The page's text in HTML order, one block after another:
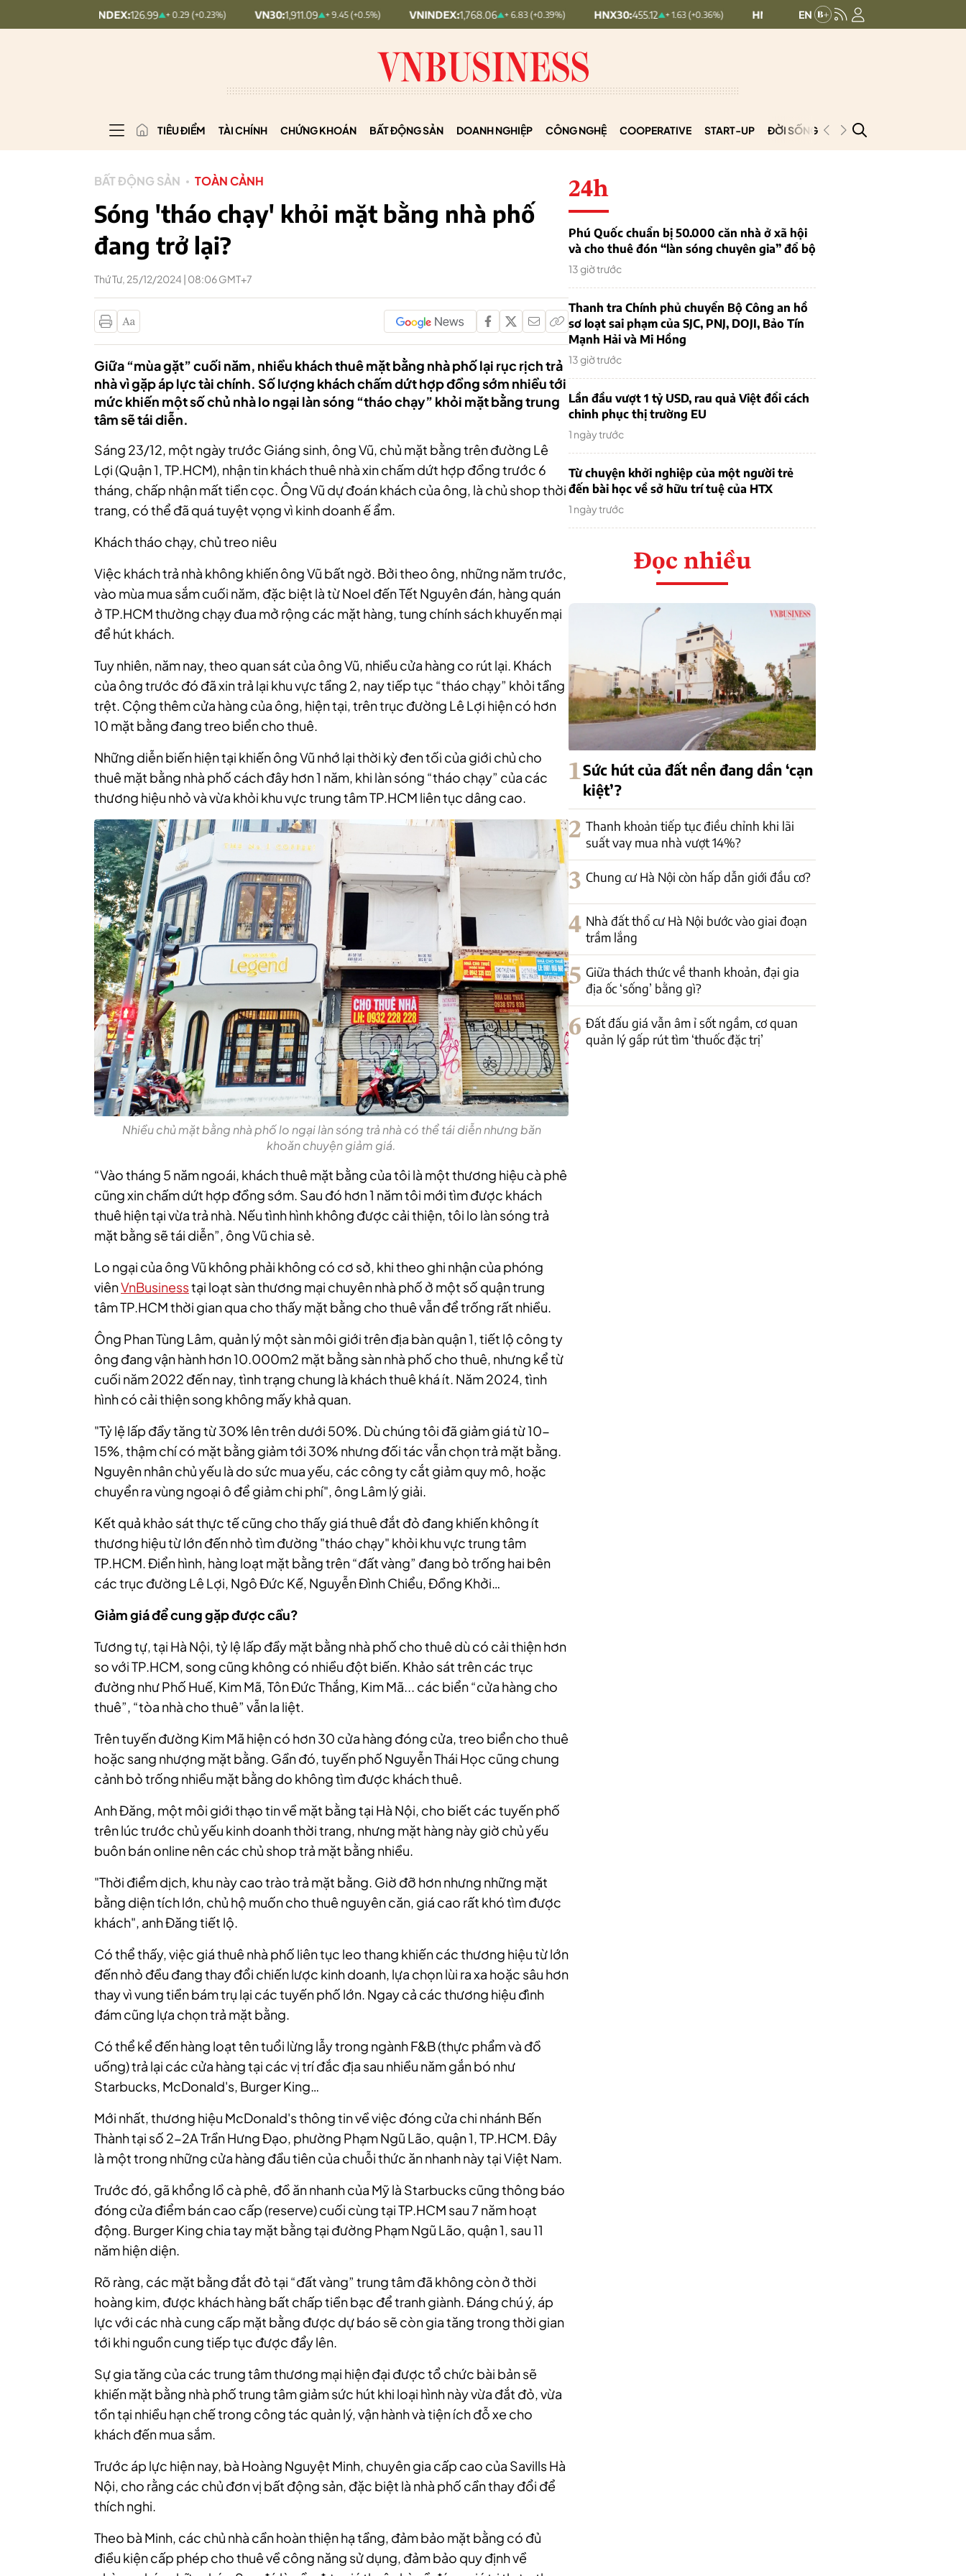
126.99 + 0.29 (+0.23%) VN30: 1,911.09 + 9.45 (+0.5%) VNINDEX: 1,768.06 + 6.83 (+0.39%) HNX30: 455.12 + 1.63 (+0.36%) HNXINDEX:293.44 + 0.25 (+0.09%)
TIÊU ĐIỂM TÀI CHÍNH CHỨNG KHOÁN BẤT ĐỘNG SẢN DOANH NGHIỆP CÔNG NGHỆ COOPERATIVE START-UP ĐỜI SỐNG PODCAST
BẤT ĐỘNG SẢN TOÀN CẢNH
Sóng 'tháo chạy' khỏi mặt bằng nhà phố
đang trở lại?
Thứ Tư, 25/12/2024 | 08:06 GMT+7
Giữa “mùa gặt” cuối năm, nhiều khách thuê mặt bằng nhà phố lại rục rịch trả
nhà vì gặp áp lực tài chính. Số lượng khách chấm dứt hợp đồng sớm nhiều tới
mức khiến một số chủ nhà lo ngại làn sóng “tháo chạy” khỏi mặt bằng trung
tâm sẽ tái diễn.
Sáng 23/12, một ngày trước Giáng sinh, ông Vũ, chủ mặt bằng trên đường Lê
Lợi (Quận 1, TP.HCM), nhận tin khách thuê nhà xin chấm dứt hợp đồng trước 6
tháng, chấp nhận mất tiền cọc. Ông Vũ dự đoán khách của ông, là chủ shop thời
trang, có thể đã quá tuyệt vọng vì kinh doanh ế ẩm.
Khách tháo chạy, chủ treo niêu
Việc khách trả nhà không khiến ông Vũ bất ngờ. Bởi theo ông, những năm trước,
vào mùa mua sắm cuối năm, đặc biệt là từ Noel đến Tết Nguyên đán, hàng quán
ở TP.HCM thường chạy đua mở rộng các mặt hàng, tung chính sách khuyến mại
để hút khách.
Tuy nhiên, năm nay, theo quan sát của ông Vũ, nhiều cửa hàng co rút lại. Khách
của ông trước đó đã xin trả lại khu vực tầng 2, nay tiếp tục “tháo chạy” khỏi tầng
trệt. Cộng thêm cửa hàng của ông, hiện tại, trên trục đường Lê Lợi hiện có hơn
10 mặt bằng đang treo biển cho thuê.
Những diễn biến hiện tại khiến ông Vũ nhớ lại thời kỳ đen tối của giới chủ cho
thuê mặt bằng nhà phố cách đây hơn 1 năm, khi làn sóng “tháo chạy” của các
thương hiệu nhỏ và vừa khỏi khu vực trung tâm TP.HCM liên tục dâng cao.
Nhiều chủ mặt bằng nhà phố lo ngại làn sóng trả nhà có thể tái diễn nhưng băn
khoăn chuyện giảm giá.
“Vào tháng 5 năm ngoái, khách thuê mặt bằng của tôi là một thương hiệu cà phê
cũng xin chấm dứt hợp đồng sớm. Sau đó hơn 1 năm tôi mới tìm được khách
thuê hiện tại vừa trả nhà. Nếu tình hình không được cải thiện, tôi lo làn sóng trả
mặt bằng sẽ tái diễn”, ông Vũ chia sẻ.
Lo ngại của ông Vũ không phải không có cơ sở, khi theo ghi nhận của phóng
viênVnBusinesstại loạt sàn thương mại chuyên nhà phố ở một số quận trung
tâm TP.HCM thời gian qua cho thấy mặt bằng cho thuê vẫn để trống rất nhiều.
Ông Phan Tùng Lâm, quản lý một sàn môi giới trên địa bàn quận 1, tiết lộ công ty
ông đang vận hành hơn 10.000m2 mặt bằng sàn nhà phố cho thuê, nhưng kể từ
cuối năm 2022 đến nay, tình trạng chung là khách thuê khá ít. Năm 2024, tình
hình có cải thiện song không mấy khả quan.
"Tỷ lệ lấp đầy tăng từ 30% lên trên dưới 50%. Dù chúng tôi đã giảm giá từ 10-
15%, thậm chí có mặt bằng giảm tới 30% nhưng đối tác vẫn chọn trả mặt bằng.
Nguyên nhân chủ yếu là do sức mua yếu, các công ty cắt giảm quy mô, hoặc
chuyển ra vùng ngoại ô để giảm chi phí", ông Lâm lý giải.
Kết quả khảo sát thực tế cũng cho thấy giá thuê đắt đỏ đang khiến không ít
thương hiệu từ lớn đến nhỏ tìm đường "tháo chạy" khỏi khu vực trung tâm
TP.HCM. Điển hình, hàng loạt mặt bằng trên “đất vàng” đang bỏ trống hai bên
các trục đường Lê Lợi, Ngô Đức Kế, Nguyễn Đình Chiểu, Đồng Khởi…
Giảm giá để cung gặp được cầu?
Tương tự, tại Hà Nội, tỷ lệ lấp đầy mặt bằng nhà phố cho thuê dù có cải thiện hơn
so với TP.HCM, song cũng không có nhiều đột biến. Khảo sát trên các trục
đường như Phố Huế, Kim Mã, Tôn Đức Thắng, Kim Mã... các biển “cửa hàng cho
thuê”, “tòa nhà cho thuê” vẫn la liệt.
Trên tuyến đường Kim Mã hiện có hơn 30 cửa hàng đóng cửa, treo biển cho thuê
hoặc sang nhượng mặt bằng. Gần đó, tuyến phố Nguyễn Thái Học cũng chung
cảnh bỏ trống nhiều mặt bằng do không tìm được khách thuê.
Anh Đăng, một môi giới thạo tin về mặt bằng tại Hà Nội, cho biết các tuyến phố
trên lúc trước chủ yếu kinh doanh thời trang, nhưng mặt hàng này giờ chủ yếu
buôn bán online nên các chủ shop trả mặt bằng nhiều.
"Thời điểm dịch, khu này cao trào trả mặt bằng. Giờ đỡ hơn nhưng những mặt
bằng diện tích lớn, chủ hộ muốn cho thuê nguyên căn, giá cao rất khó tìm được
khách", anh Đăng tiết lộ.
Có thể thấy, việc giá thuê nhà phố liên tục leo thang khiến các thương hiệu từ lớn
đến nhỏ đều đang thay đổi chiến lược kinh doanh, lựa chọn lùi ra xa hoặc sâu hơn
thay vì vung tiền bám trụ lại các tuyến phố lớn. Ngay cả các thương hiệu đình
đám cũng lựa chọn trả mặt bằng.
Có thể kể đến hàng loạt tên tuổi lừng lẫy trong ngành F&B (thực phẩm và đồ
uống) trả lại các cửa hàng tại các vị trí đắc địa sau nhiều năm gắn bó như
Starbucks, McDonald's, Burger King…
Mới nhất, thương hiệu McDonald's thông tin về việc đóng cửa chi nhánh Bến
Thành tại số 2-2A Trần Hưng Đạo, phường Phạm Ngũ Lão, quận 1, TP.HCM. Đây
là một trong những cửa hàng đầu tiên của chuỗi thức ăn nhanh này tại Việt Nam.
Trước đó, gã khổng lồ cà phê, đồ ăn nhanh của Mỹ là Starbucks cũng thông báo
đóng cửa điểm bán cao cấp (reserve) cuối cùng tại TP.HCM sau 7 năm hoạt
động. Burger King chia tay mặt bằng tại đường Phạm Ngũ Lão, quận 1, sau 11
năm hiện diện.
Rõ ràng, các mặt bằng đắt đỏ tại “đất vàng” trung tâm đã không còn ở thời
hoàng kim, được khách hàng bất chấp tiền bạc để tranh giành. Đáng chú ý, áp
lực với các nhà cung cấp mặt bằng được dự báo sẽ còn gia tăng trong thời gian
tới khi nguồn cung tiếp tục được đẩy lên.
Sự gia tăng của các trung tâm thương mại hiện đại được tổ chức bài bản sẽ
khiến mặt bằng nhà phố trung tâm giảm sức hút khi loại hình này vừa đắt đỏ, vừa
tồn tại nhiều hạn chế trong công tác quản lý, vận hành và tiện ích đỗ xe cho
khách đến mua sắm.
Trước áp lực hiện nay, bà Hoàng Nguyệt Minh, chuyên gia cấp cao của Savills Hà
Nội, cho rằng các chủ đơn vị bất động sản, đặc biệt là nhà phố cần thay đổi để
thích nghi.
Theo bà Minh, các chủ nhà cần hoàn thiện hạ tầng, đảm bảo mặt bằng có đủ
điều kiện cấp phép cho thuê về công năng sử dụng, đảm bảo quy định về
24h
Phú Quốc chuẩn bị 50.000 căn nhà ở xã hội
và cho thuê đón “làn sóng chuyên gia” đổ bộ
13 giờ trước
Thanh tra Chính phủ chuyển Bộ Công an hồ
sơ loạt sai phạm của SJC, PNJ, DOJI, Bảo Tín
Mạnh Hải và Mi Hồng
13 giờ trước
Lần đầu vượt 1 tỷ USD, rau quả Việt đổi cách
chinh phục thị trường EU
1 ngày trước
Từ chuyện khởi nghiệp của một người trẻ
đến bài học về sở hữu trí tuệ của HTX
1 ngày trước
Đọc nhiều
1Sức hút của đất nền đang dần ‘cạn
kiệt’?
2 Thanh khoản tiếp tục điều chỉnh khi lãi
suất vay mua nhà vượt 14%?
3 Chung cư Hà Nội còn hấp dẫn giới đầu cơ?
4 Nhà đất thổ cư Hà Nội bước vào giai đoạn
trầm lắng
5 Giữa thách thức về thanh khoản, đại gia
địa ốc ‘sống’ bằng gì?
6 Đất đấu giá vẫn âm ỉ sốt ngầm, cơ quan
quản lý gấp rút tìm ‘thuốc đặc trị’